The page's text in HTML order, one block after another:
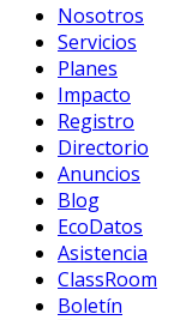
Nosotros
Servicios
Planes
Impacto
Registro
Directorio
Anuncios
Blog
EcoDatos
Asistencia
ClassRoom
Boletín